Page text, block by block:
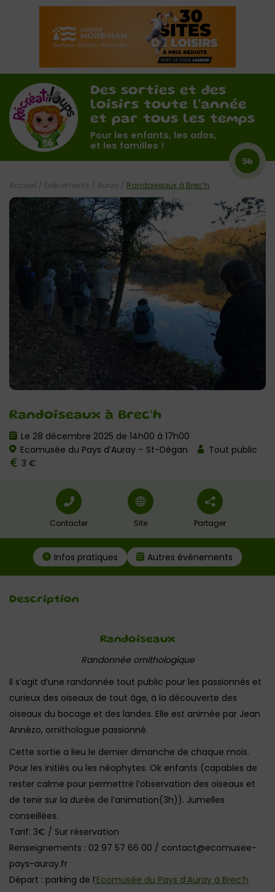
Des sorties et des
loisirs toute l'année
et par tous les temps
Pour les enfants, les ados,
et les familles !
56
Randoiseaux à Brec’h
Le 28 décembre 2025 de 14h00 à 17h00
Ecomusée du Pays d’Auray – St-Dégan
Tout public
3 €
Accueil / Évènements / Auray / Randoiseaux à Brec’h
Contacter Site Partager
Infos pratiques Autres événements
Description
Randoiseaux
Randonnée ornithologique
Il s’agit d’une randonnée tout public pour les passionnés et
curieux des oiseaux de tout âge, à la découverte des
oiseaux du bocage et des landes. Elle est animée par Jean
Annézo, ornithologue passionné.
Cette sortie a lieu le dernier dimanche de chaque mois.
Pour les initiés ou les néophytes. Ok enfants (capables de
rester calme pour permettre l’observation des oiseaux et
de tenir sur la durée de l’animation(3h)). Jumelles
conseillées.
Tarif: 3€ / Sur réservation
Renseignements : 02 97 57 66 00 / contact@ecomusee-
pays-auray.fr
Départ : parking de l‘Ecomusée du Pays d’Auray à Brec’h